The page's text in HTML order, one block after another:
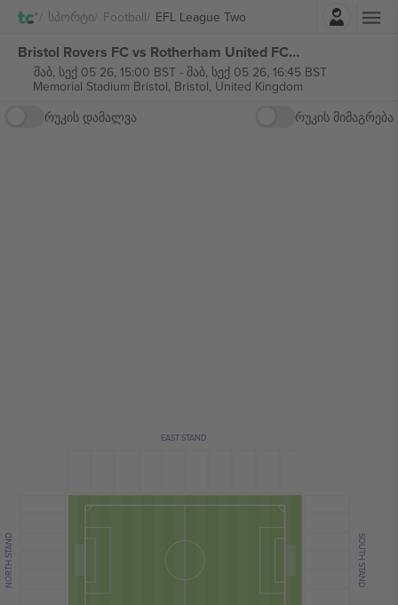
Სპორტი Football EFL League Twoშესვლა
Bristol Rovers FC vs Rotherham United FC EFL League Two ბილეთი
შაბ, სექ 05 26, 15:00 BST- შაბ, სექ 05 26, 16:45 BST
Memorial Stadium Bristol, Bristol, United Kingdom
რუკის დამალვა
რუკის მიმაგრება
EAST STAND
SOUTH STAND
NORTH STAND